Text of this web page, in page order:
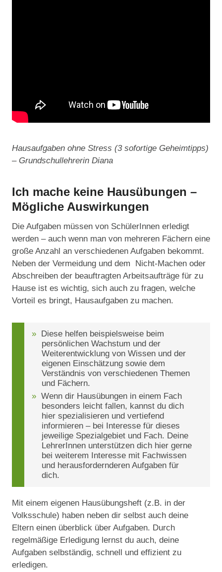
Hausaufgaben ohne Stress (3 sofortige Geheimtipps)
– Grundschullehrerin Diana
Ich mache keine Hausübungen –
Mögliche Auswirkungen
Die Aufgaben müssen von SchülerInnen erledigt
werden – auch wenn man von mehreren Fächern eine
große Anzahl an verschiedenen Aufgaben bekommt.
Neben der Vermeidung und dem Nicht-Machen oder
Abschreiben der beauftragten Arbeitsaufträge für zu
Hause ist es wichtig, sich auch zu fragen, welche
Vorteil es bringt, Hausaufgaben zu machen.
Diese helfen beispielsweise beim
persönlichen Wachstum und der
Weiterentwicklung von Wissen und der
eigenen Einschätzung sowie dem
Verständnis von verschiedenen Themen
und Fächern.
Wenn dir Hausübungen in einem Fach
besonders leicht fallen, kannst du dich
hier spezialisieren und vertiefend
informieren – bei Interesse für dieses
jeweilige Spezialgebiet und Fach. Deine
LehrerInnen unterstützen dich hier gerne
bei weiterem Interesse mit Fachwissen
und herausfordernderen Aufgaben für
dich.
Mit einem eigenen Hausübungsheft (z.B. in der
Volksschule) haben neben dir selbst auch deine
Eltern einen überblick über Aufgaben. Durch
regelmäßige Erledigung lernst du auch, deine
Aufgaben selbständig, schnell und effizient zu
erledigen.